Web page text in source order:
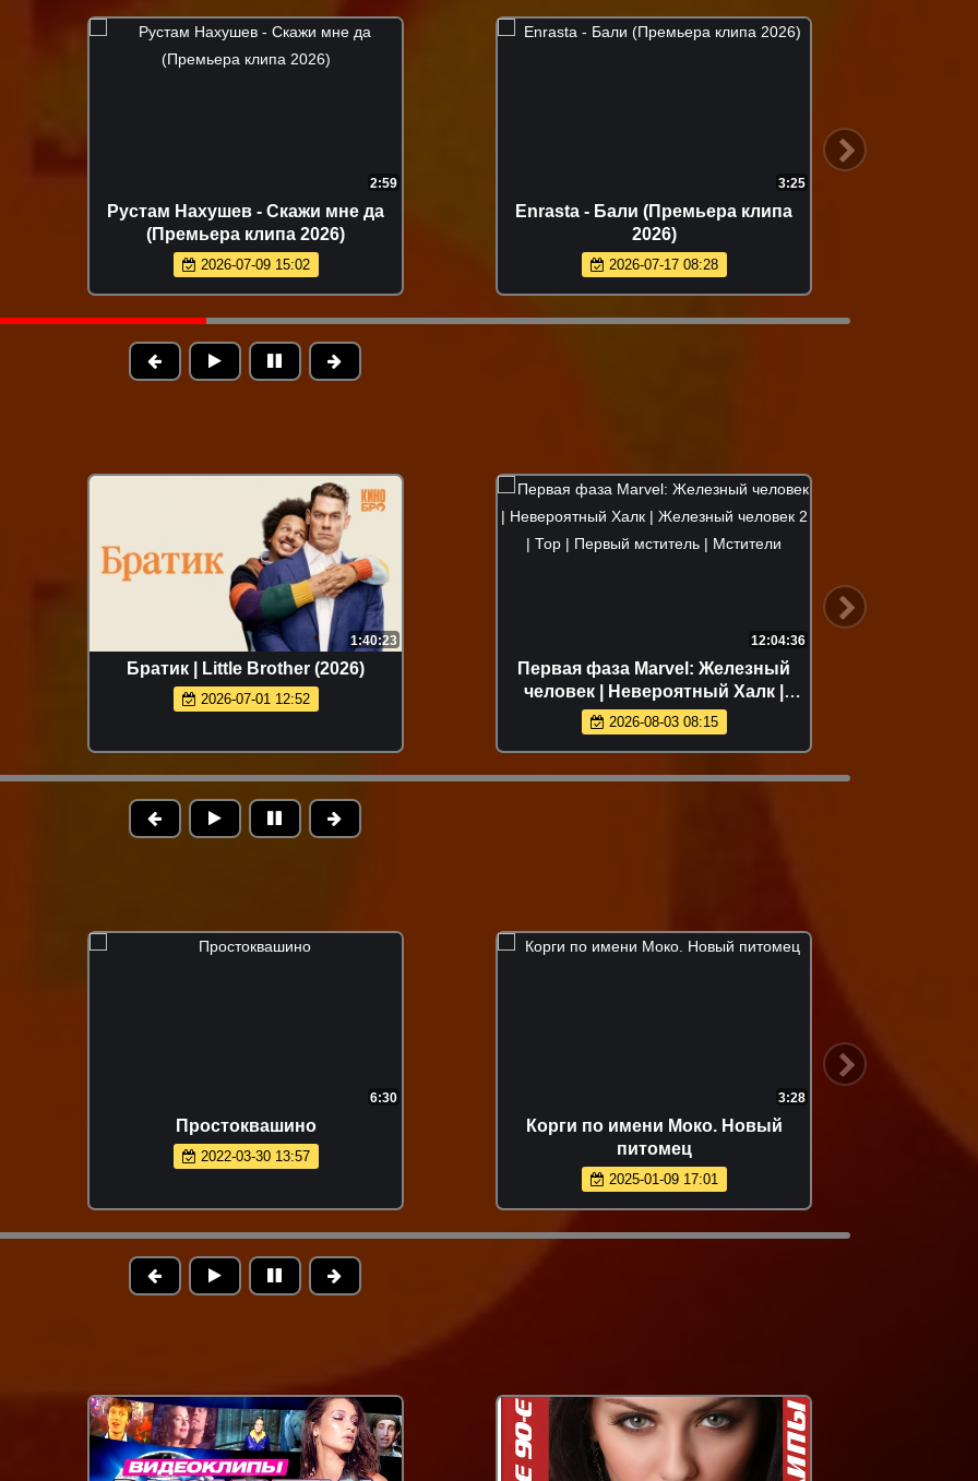
2:59
Рустам Нахушев - Скажи мне да
(Премьера клипа 2026)
2026-07-09 15:02
3:25
Enrasta - Бали (Премьера клипа
2026)
2026-07-17 08:28
1:40:23
Братик | Little Brother (2026)
2026-07-01 12:52
12:04:36
Первая фаза Marvel: Железный
человек | Невероятный Халк |
Железный человек 2 | Тор | Первый
мститель | Мстители
2026-08-03 08:15
6:30
Простоквашино
2022-03-30 13:57
3:28
Корги по имени Моко. Новый
питомец
2025-01-09 17:01